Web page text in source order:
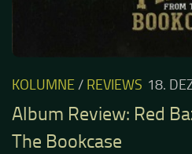
KOLUMNE / REVIEWS 18.
Album Review: Red
The Bookcase